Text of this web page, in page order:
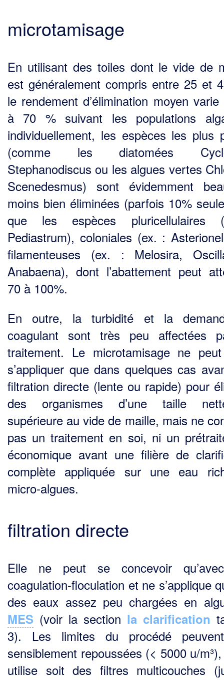
microtamisage
En utilisant des toiles dont le vide de
est généralement compris entre 25 et
le rendement d’élimination moyen
à 70 % suivant les populations
individuellement, les espèces les plus
(comme les diatomées
Stephanodiscus ou les algues vertes
Scenedesmus) sont évidemment
moins bien éliminées (parfois 10%
que les espèces
Pediastrum), coloniales (ex. :
filamenteuses (ex. : Melosira,
Anabaena), dont l’abattement peut
70 à 100%.
En outre, la turbidité et la
coagulant sont très peu affectées
traitement. Le microtamisage ne
s’appliquer que dans quelques cas
filtration directe (lente ou rapide) pour
des organismes d’une taille
supérieure au vide de maille, mais ne
pas un traitement en soi, ni un
économique avant une filière de
complète appliquée sur une eau
micro-algues.
filtration directe
Elle ne peut se concevoir
coagulation-floculation et ne s’applique
des eaux assez peu chargées en
MES (voir la section la clarification
3). Les limites du procédé
sensiblement repoussées (< 5000 u/m³),
utilise soit des filtres multicouches